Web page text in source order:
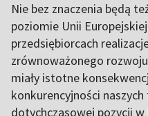
Nie bez znaczenia będą
poziomie Unii
przedsiębiorcach
zrównoważonego
miały istotne
konkurencyjności
dotychczasowej pozycji